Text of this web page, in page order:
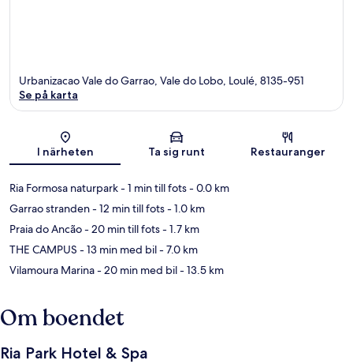
Karta
Urbanizacao Vale do Garrao, Vale do Lobo, Loulé, 8135-951
Se på karta
I närheten Ta sig runt Restauranger
Ria Formosa naturpark- 1 min till fots- 0.0 km
Garrao stranden- 12 min till fots- 1.0 km
Praia do Ancão- 20 min till fots- 1.7 km
THE CAMPUS - 13 min med bil- 7.0 km
Vilamoura Marina- 20 min med bil- 13.5 km
Om boendet
Ria Park Hotel & Spa